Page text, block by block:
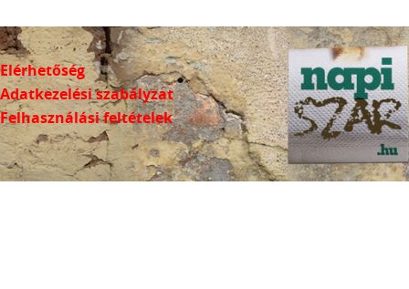
Elérhetőség
Adatkezelési szabályzat
Felhasználási feltételek